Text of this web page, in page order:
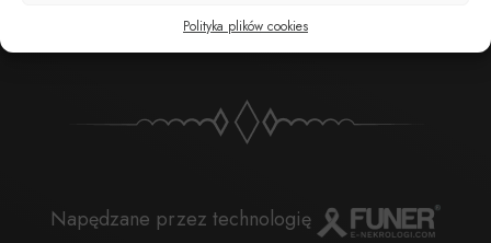
Polityka plików cookies
POBIERZ POWIADOMIENIE SMS
Napędzane przez technologię